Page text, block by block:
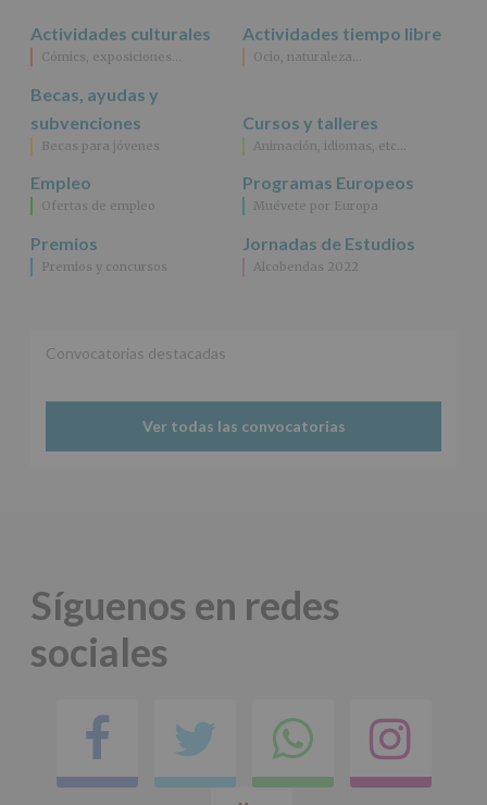
Actividades culturales
Cómics, exposiciones…
Actividades tiempo libre
Ocio, naturaleza…
Becas, ayudas y
subvenciones
Becas para jóvenes
Cursos y talleres
Animación, idiomas, etc…
Empleo
Ofertas de empleo
Programas Europeos
Muévete por Europa
Premios
Premios y concursos
Jornadas de Estudios
Alcobendas 2022
Convocatorias destacadas
Ver todas las convocatorias
Síguenos en redes
sociales
Facebook
Twitter
en